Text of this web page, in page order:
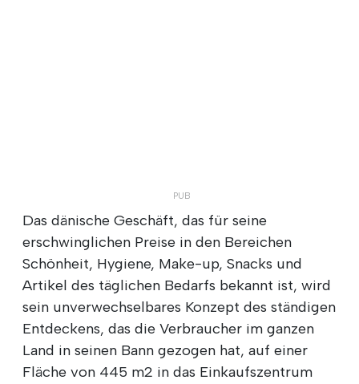
Das dänische Geschäft, das für seine
erschwinglichen Preise in den Bereichen
Schönheit, Hygiene, Make-up, Snacks und
Artikel des täglichen Bedarfs bekannt ist, wird
sein unverwechselbares Konzept des ständigen
Entdeckens, das die Verbraucher im ganzen
Land in seinen Bann gezogen hat, auf einer
Fläche von 445 m2 in das Einkaufszentrum